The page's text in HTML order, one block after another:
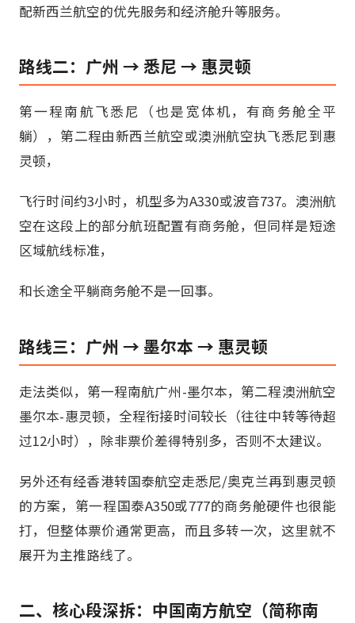
配新西兰航空的优先服务和经济舱升等服务。
路线二：广州 → 悉尼 → 惠灵顿
第一程南航飞悉尼（也是宽体机，有商务舱全平
躺），第二程由新西兰航空或澳洲航空执飞悉尼到惠
灵顿，
飞行时间约3小时，机型多为A330或波音737。澳洲航
空在这段上的部分航班配置有商务舱，但同样是短途
区域航线标准，
和长途全平躺商务舱不是一回事。
路线三：广州 → 墨尔本 → 惠灵顿
走法类似，第一程南航广州-墨尔本，第二程澳洲航空
墨尔本-惠灵顿，全程衔接时间较长（往往中转等待超
过12小时），除非票价差得特别多，否则不太建议。
另外还有经香港转国泰航空走悉尼/奥克兰再到惠灵顿
的方案，第一程国泰A350或777的商务舱硬件也很能
打，但整体票价通常更高，而且多转一次，这里就不
展开为主推路线了。
二、核心段深拆：中国南方航空（简称南